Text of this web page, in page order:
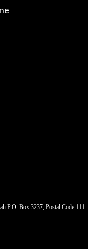
P.O. Box 3237, Postal Code 111